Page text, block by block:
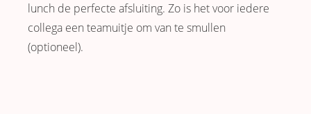
lunch de perfecte afsluiting. Zo is het voor iedere
collega een teamuitje om van te smullen
(optioneel).